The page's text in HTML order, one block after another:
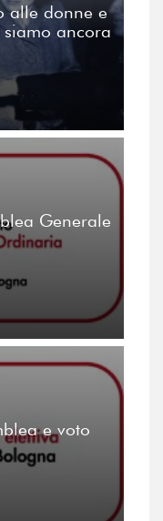
alle donne e
ancora
Generale
e voto